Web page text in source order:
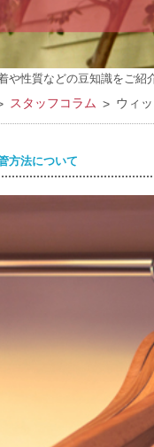
や性質などの豆知識をご紹
スタッフコラム ウィ
方法について